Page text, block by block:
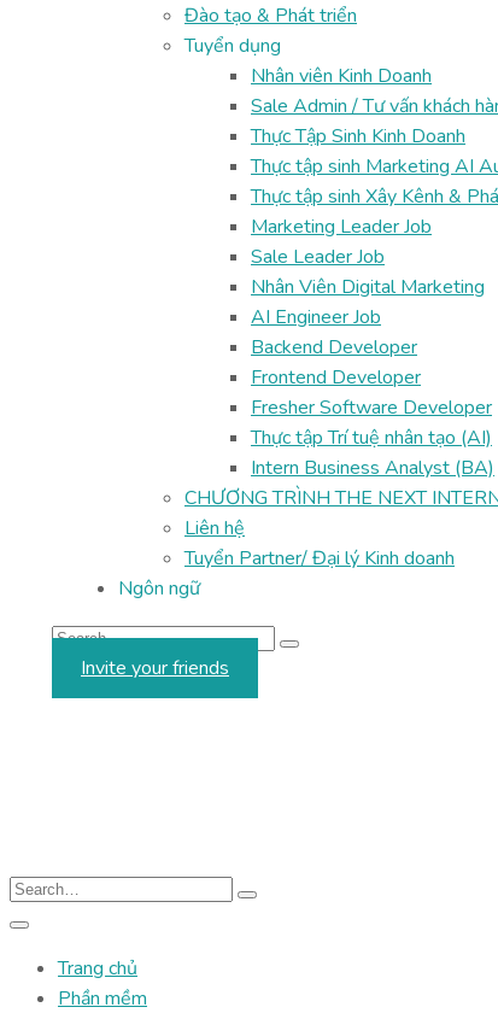
Đào tạo & Phát triển
Tuyển dụng
Nhân viên Kinh Doanh
Sale Admin / Tư vấn khách
Thực Tập Sinh Kinh Doanh
Thực tập sinh Marketing AI
Thực tập sinh Xây Kênh &
Marketing Leader Job
Sale Leader Job
Nhân Viên Digital Marketing
AI Engineer Job
Backend Developer
Frontend Developer
Fresher Software Developer
Thực tập Trí tuệ nhân tạo (AI)
Intern Business Analyst (BA)
CHƯƠNG TRÌNH THE NEXT
Liên hệ
Tuyển Partner/ Đại lý Kinh doanh
Ngôn ngữ
Invite your friends
Trang chủ
Phần mềm